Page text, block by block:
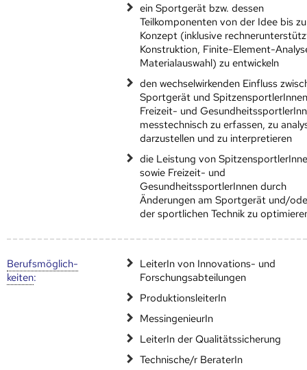
ein Sportgerät bzw. dessen
Teilkomponenten von der Idee bis
Konzept (inklusive
Konstruktion, Finite-Element-
Materialauswahl) zu entwickeln
den wechselwirkenden Einfluss
Sportgerät und
Freizeit- und
messtechnisch zu erfassen, zu
darzustellen und zu interpretieren
die Leistung von
sowie Freizeit- und
GesundheitssportlerInnen durch
Änderungen am Sportgerät und/
der sportlichen Technik zu
Berufs­möglich­
keiten:
LeiterIn von Innovations- und
Forschungsabteilungen
ProduktionsleiterIn
MessingenieurIn
LeiterIn der Qualitätssicherung
Technische/r BeraterIn